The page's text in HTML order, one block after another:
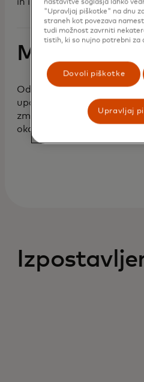
Odpravljanje ovir za vstop,
uporabniške izkušnje ob
zmanjševanju hrupa in
okolja.
nastavitve soglasja lahko
"Upravljaj piškotke" na dnu
straneh kot povezava
tudi možnost zavrniti
tistih, ki so nujno potrebni za
Dovoli piškotke
Upravljaj